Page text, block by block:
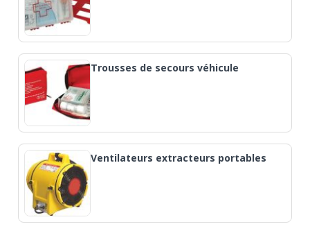
Trousses de secours véhicule
Ventilateurs extracteurs portables